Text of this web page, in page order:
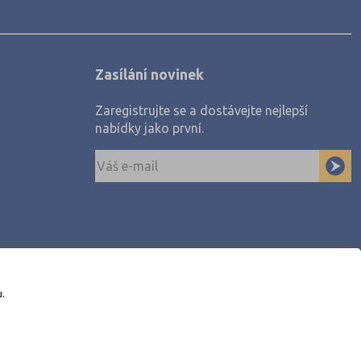
Zasílání novinek
Zaregistrujte se a dostávejte nejlepší
nabídky jako první.